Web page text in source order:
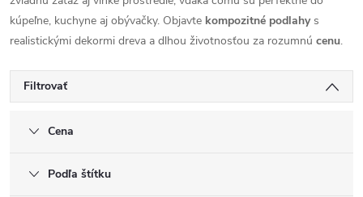
kúpeľne, kuchyne aj obývačky. Objavte kompozitné podlahys
realistickými dekormi dreva a dlhou životnosťou za rozumnú cenu.
Filtrovať
Cena
Podľa štítku